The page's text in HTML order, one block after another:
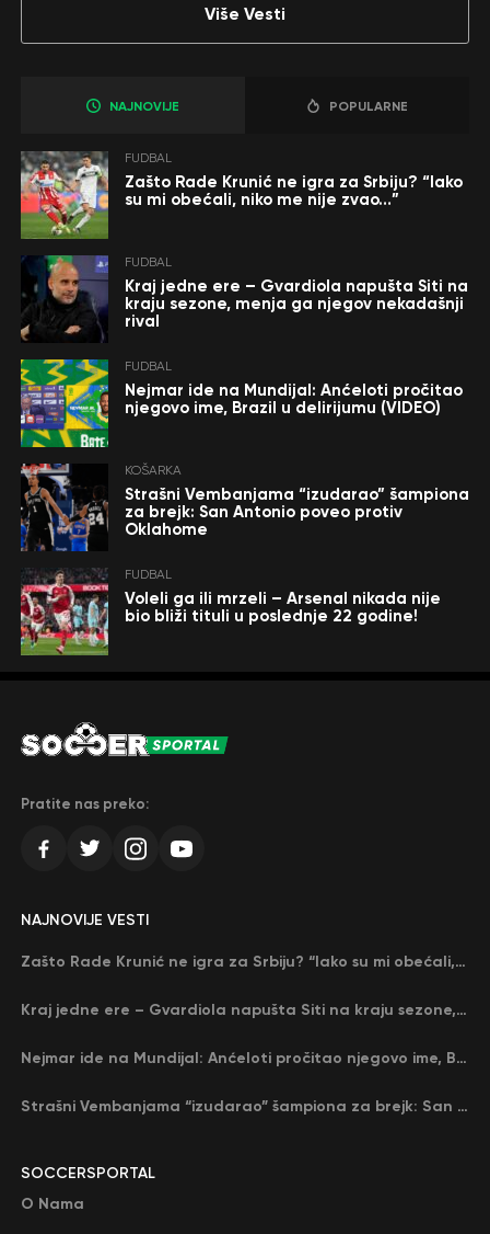
Više Vesti
NAJNOVIJE POPULARNE
FUDBAL
Zašto Rade Krunić ne igra za Srbiju? “Iako
su mi obećali, niko me nije zvao…”
FUDBAL
Kraj jedne ere – Gvardiola napušta Siti na
kraju sezone, menja ga njegov nekadašnji
rival
FUDBAL
Nejmar ide na Mundijal: Anćeloti pročitao
njegovo ime, Brazil u delirijumu (VIDEO)
KOŠARKA
Strašni Vembanjama “izudarao” šampiona
za brejk: San Antonio poveo protiv
Oklahome
FUDBAL
Voleli ga ili mrzeli – Arsenal nikada nije
bio bliži tituli u poslednje 22 godine!
Pratite nas preko:
SOCCERSPORTAL
O Nama
NAJNOVIJE VESTI
Zašto Rade Krunić ne igra za Srbiju? “Iako su mi obećali, niko me nije zvao…”
Kraj jedne ere – Gvardiola napušta Siti na kraju sezone, menja ga njegov nekadašnji rival
Nejmar ide na Mundijal: Anćeloti pročitao njegovo ime, Brazil u delirijumu (VIDEO)
Strašni Vembanjama “izudarao” šampiona za brejk: San Antonio poveo protiv Oklahome